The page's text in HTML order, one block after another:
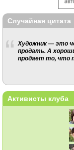
Случайная цитата
Художник — это
продать. А
продает то, что
Активисты клуба